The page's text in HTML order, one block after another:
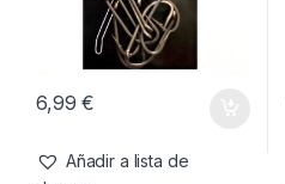
6,99€
Añadir a lista de